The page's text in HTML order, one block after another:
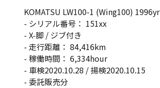
KOMATSU LW100-1 (Wing100) 1996yr
- シリアル番号： 151xx
- X-脚 / ジブ付き
- 走行距離： 84,416km
- 稼働時間： 6,334hour
- 車検2020.10.28 / 揚検2020.10.15
- 委託販売分